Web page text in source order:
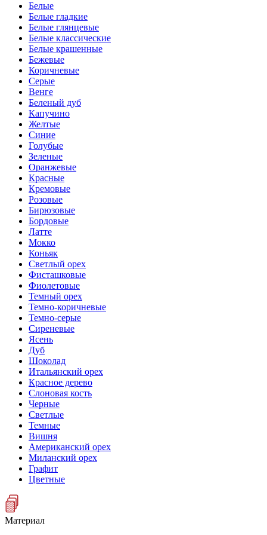
Белые
Белые гладкие
Белые глянцевые
Белые классические
Белые крашенные
Бежевые
Коричневые
Серые
Венге
Беленый дуб
Капучино
Желтые
Синие
Голубые
Зеленые
Оранжевые
Красные
Кремовые
Розовые
Бирюзовые
Бордовые
Латте
Мокко
Коньяк
Светлый орех
Фисташковые
Фиолетовые
Темный орех
Темно-коричневые
Темно-серые
Сиреневые
Ясень
Дуб
Шоколад
Итальянский орех
Красное дерево
Слоновая кость
Черные
Светлые
Темные
Вишня
Американский орех
Миланский орех
Графит
Цветные
Материал